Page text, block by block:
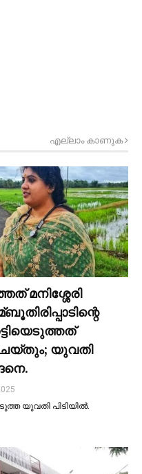
എല്ലാം കാണുക
മനിശ്ശേരി
ചെയ്തും; യുവതി
യുവതി പിടിയില്‍.